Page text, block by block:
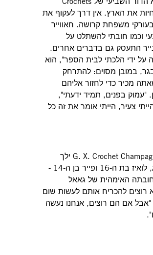
את הארץ. אין דרך לעקוף את
בעורקי משפחת קרושה. חאווייר
וכמו חובתי להשתלט על
התעסק גם בדברים אחרים.
על ידי הלכתי לבית הספר", הוא
במובן מסוים: להתרחק
מכיר כדי לחזור אליהם
"עמוק בפנים, תמיד ידעתי",
צעיר, הייתי אומר את זה כל
בסופו של דבר, G. X. Crochet Champagne ילך
לילדים של בני הזוג, לואיז בת ה-16 ופייר בן ה-14 -
האימהית של גאאל
רוצים להכריח אותם לעשות שום
אם הם רוצים, אנחנו נעשה